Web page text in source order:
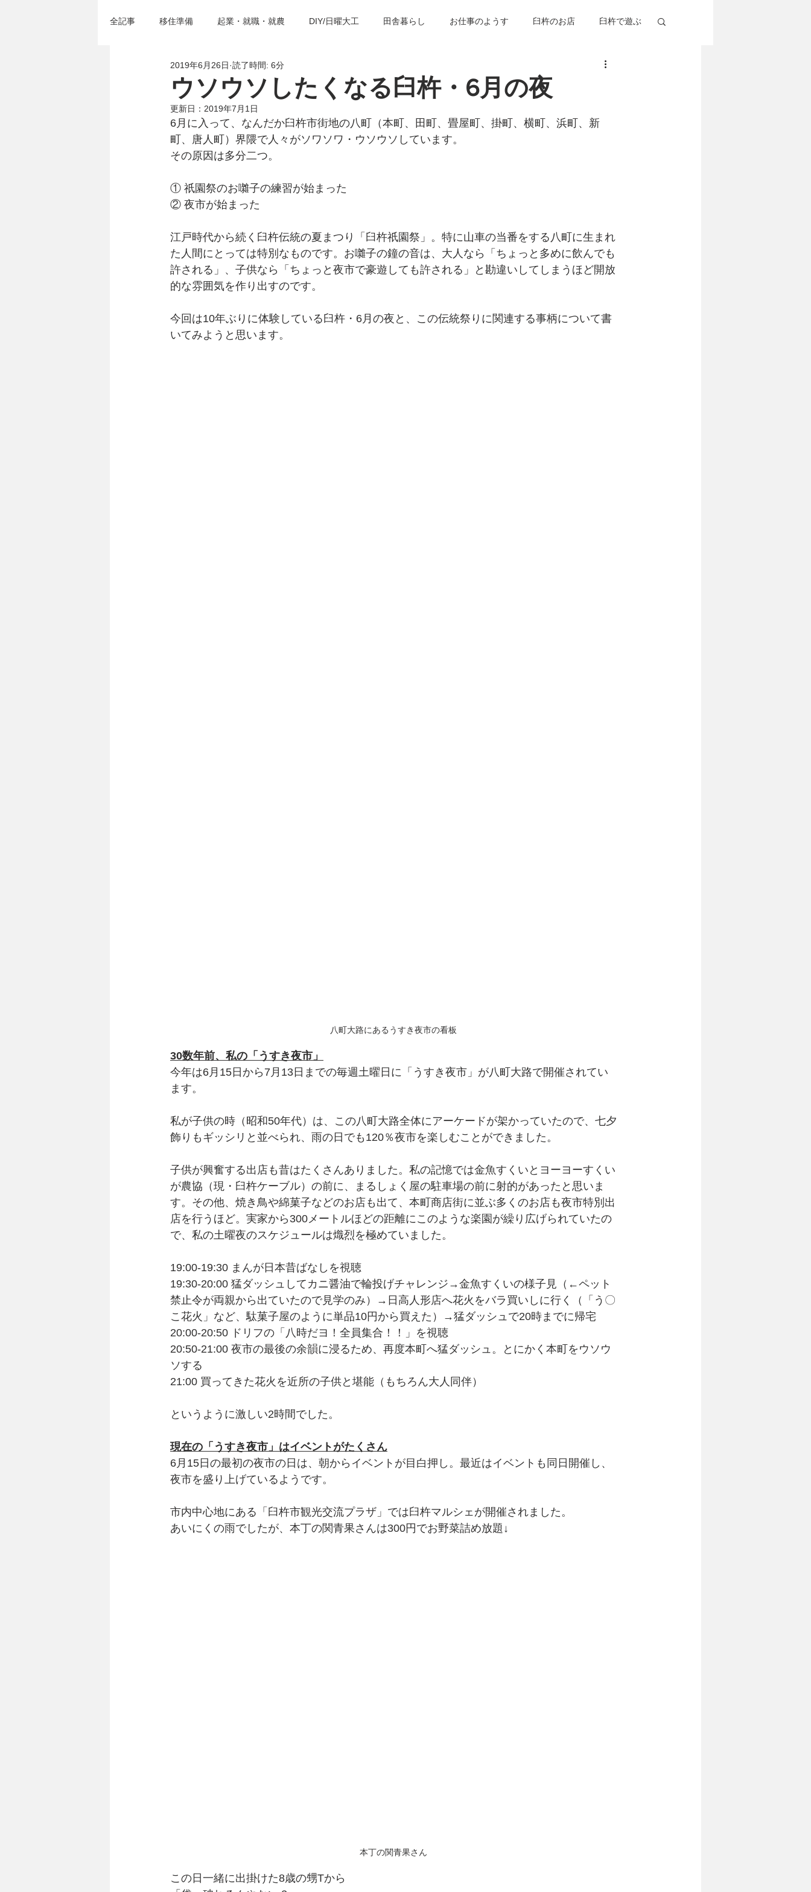
全記事 移住準備 起業・就職・就農 DIY/日曜大工 田舎暮らし お仕事のようす 臼杵のお店 臼杵で遊ぶ
移住セミナー＆イベント 臼杵の歴史・建築物 グルメ
ウソウソしたくなる臼杵・6月の夜
2019年6月26日 読了時間: 6分
更新日： 2019年7月1日
6月に入って、なんだか臼杵市街地の八町（本町、田町、畳屋町、掛町、横町、浜町、新
町、唐人町）界隈で人々がソワソワ・ウソウソしています。
その原因は多分二つ。
① 祇園祭のお囃子の練習が始まった
② 夜市が始まった
江戸時代から続く臼杵伝統の夏まつり「臼杵祇園祭」。特に山車の当番をする八町に生まれ
た人間にとっては特別なものです。お囃子の鐘の音は、大人なら「ちょっと多めに飲んでも
許される」、子供なら「ちょっと夜市で豪遊しても許される」と勘違いしてしまうほど開放
的な雰囲気を作り出すのです。
今回は10年ぶりに体験している臼杵・6月の夜と、この伝統祭りに関連する事柄について書
いてみようと思います。
八町大路にあるうすき夜市の看板
30数年前、私の「うすき夜市」
今年は6月15日から7月13日までの毎週土曜日に「うすき夜市」が八町大路で開催されてい
ます。
私が子供の時（昭和50年代）は、この八町大路全体にアーケードが架かっていたので、七夕
飾りもギッシリと並べられ、雨の日でも120％夜市を楽しむことができました。
子供が興奮する出店も昔はたくさんありました。私の記憶では金魚すくいとヨーヨーすくい
が農協（現・臼杵ケーブル）の前に、まるしょく屋の駐車場の前に射的があったと思いま
す。その他、焼き鳥や綿菓子などのお店も出て、本町商店街に並ぶ多くのお店も夜市特別出
店を行うほど。実家から300メートルほどの距離にこのような楽園が繰り広げられていたの
で、私の土曜夜のスケジュールは熾烈を極めていました。
19:00-19:30 まんが日本昔ばなしを視聴
19:30-20:00 猛ダッシュしてカニ醤油で輪投げチャレンジ→金魚すくいの様子見（←ペット
禁止令が両親から出ていたので見学のみ）→日高人形店へ花火をバラ買いしに行く（「う〇
こ花火」など、駄菓子屋のように単品10円から買えた）→猛ダッシュで20時までに帰宅
20:00-20:50 ドリフの「八時だヨ！全員集合！！」を視聴
20:50-21:00 夜市の最後の余韻に浸るため、再度本町へ猛ダッシュ。とにかく本町をウソウ
ソする
21:00 買ってきた花火を近所の子供と堪能（もちろん大人同伴）
というように激しい2時間でした。
現在の「うすき夜市」はイベントがたくさん
6月15日の最初の夜市の日は、朝からイベントが目白押し。最近はイベントも同日開催し、
夜市を盛り上げているようです。
市内中心地にある「臼杵市観光交流プラザ」では臼杵マルシェが開催されました。
あいにくの雨でしたが、本丁の関青果さんは300円でお野菜詰め放題↓
本丁の関青果さん
この日一緒に出掛けた8歳の甥Tから